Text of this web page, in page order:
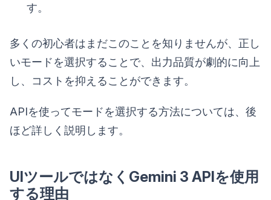
す。
多くの初心者はまだこのことを知りませんが、正し
いモードを選択することで、出力品質が劇的に向上
し、コストを抑えることができます。
APIを使ってモードを選択する方法については、後
ほど詳しく説明します。
UIツールではなくGemini 3 APIを使用
する理由